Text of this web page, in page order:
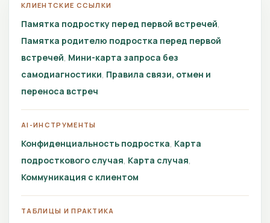
КЛИЕНТСКИЕ ССЫЛКИ
Памятка подростку перед первой встречей
Памятка родителю подростка перед первой
встречей Мини-карта запроса без
самодиагностики Правила связи, отмен и
переноса встреч
AI-ИНСТРУМЕНТЫ
Конфиденциальность подростка Карта
подросткового случая Карта случая
Коммуникация с клиентом
ТАБЛИЦЫ И ПРАКТИКА